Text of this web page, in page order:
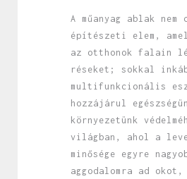
A műanyag ablak nem
építészeti elem,
az otthonok falain
réseket; sokkal
multifunkcionális
hozzájárul
környezetünk
világban, ahol a
minősége egyre
aggodalomra ad okot,